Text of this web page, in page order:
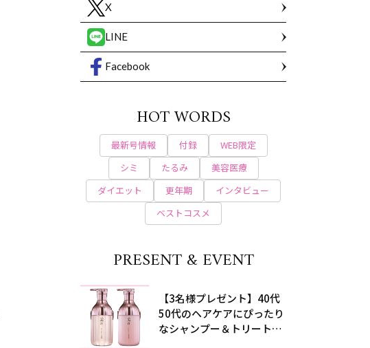
X
LINE
Facebook
HOT WORDS
最新号情報 付録
WEB限定
シミ
たるみ
美容医療
ダイエット
更年期
インタビュー
ベストコスメ
PRESENT & EVENT
【3名様プレゼント】40代
50代のヘアケアにぴったり
なシャンプー＆トリートメ